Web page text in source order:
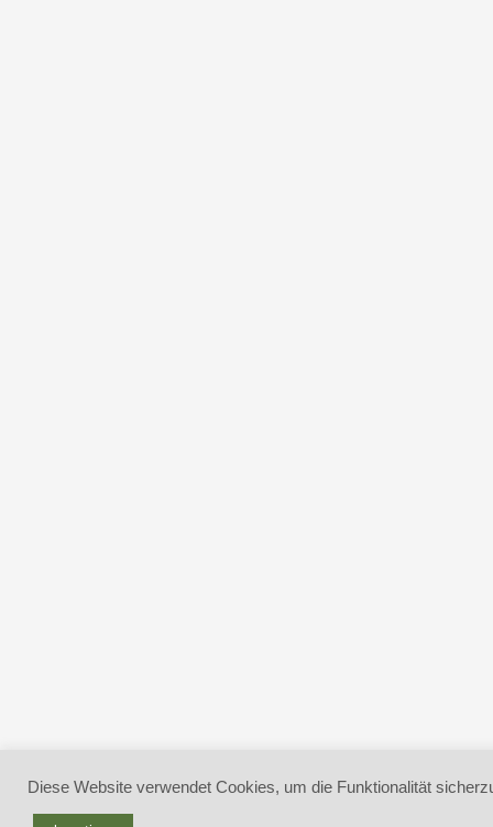
Diese Website verwendet Cookies, um die Funktionalität